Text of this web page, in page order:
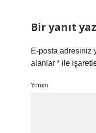
Bir yanıt
E-posta adresiniz
alanlar * ile
Yorum